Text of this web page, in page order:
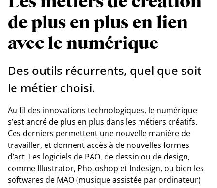
de plus en plus en lien
avec le numérique
Des outils récurrents, quel que soit
le métier choisi.
Au fil des innovations technologiques, le numérique
s’est ancré de plus en plus dans les métiers créatifs.
Ces derniers permettent une nouvelle manière de
travailler, et donnent accès à de nouvelles formes
d’art. Les logiciels de PAO, de dessin ou de design,
comme Illustrator, Photoshop et Indesign, ou bien les
softwares de MAO (musique assistée par ordinateur)